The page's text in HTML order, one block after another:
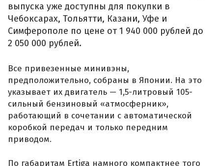
выпуска уже доступны для покупки в
Чебоксарах, Тольятти, Казани, Уфе и
Симферополе по цене от 1 940 000 рублей до
2 050 000 рублей.
Все привезенные минивэны,
предположительно, собраны в Японии. На это
указывает их двигатель — 1,5-литровый 105-
сильный бензиновый «атмосферник»,
работающий в сочетании с автоматической
коробкой передач и только передним
приводом.
По габаритам Ertiga намного компактнее того